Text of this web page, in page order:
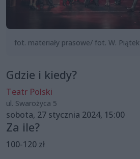
fot. materiały prasowe/ fot. W. Piątek
Gdzie i kiedy?
Teatr Polski
ul. Swarożyca 5
sobota, 27 stycznia 2024, 15:00
Za ile?
100-120 zł